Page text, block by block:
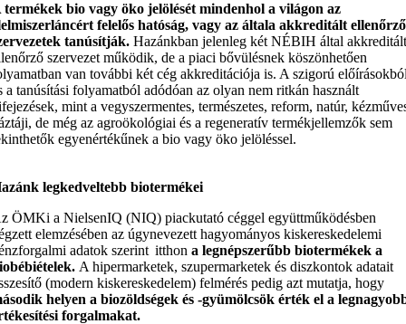
termékek bio vagy öko jelölését mindenhol a világon az
felelős hatóság, vagy az általa akkreditált ellenőrző
tanúsítják. Hazánkban jelenleg két NÉBIH által
szervezet működik, de a piaci bővülésnek köszönhetően
van további két cég akkreditációja is. A szigorú
a tanúsítási folyamatból adódóan az olyan nem ritkán használt
mint a vegyszermentes, természetes, reform, natúr,
de még az agroökológiai és a regeneratív termékjellemzők sem
egyenértékűnek a bio vagy öko jelöléssel.
legkedveltebb biotermékei
ÖMKi a NielsenIQ (NIQ) piackutató céggel együttműködésben
elemzésében az úgynevezett hagyományos kiskereskedelemi
adatok szerint itthona legnépszerűbb biotermékek a
A hipermarketek, szupermarketek és diszkontok adatait
(modern kiskereskedelem) felmérés pedig azt mutatja, hogy
helyen a biozöldségek és -gyümölcsök érték el a
forgalmakat.